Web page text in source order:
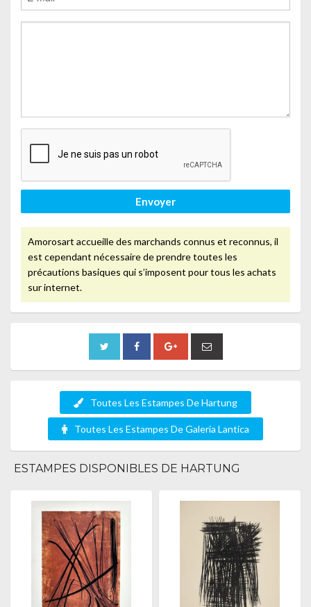
Envoyer
Amorosart accueille des marchands connus et reconnus, il
est cependant nécessaire de prendre toutes les
précautions basiques qui s’imposent pour tous les achats
sur internet.
Toutes Les Estampes De Hartung
Toutes Les Estampes De Galeria Lantica
ESTAMPES DISPONIBLES DE HARTUNG